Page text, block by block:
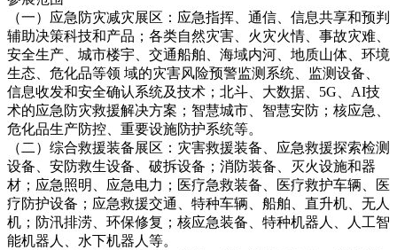
（一）应急防灾减灾展区：应急指挥、通信、信息共享和预判
辅助决策科技和产品；各类自然灾害、火灾火情、事故灾难、
安全生产、城市楼宇、交通船舶、海域内河、地质山体、环境
生态、危化品等领 域的灾害风险预警监测系统、监测设备、
信息收发和安全确认系统及技术；北斗、大数据、5G、AI技
术的应急防灾救援解决方案；智慧城市、智慧安防；核应急、
危化品生产防控、重要设施防护系统等。
（二）综合救援装备展区：灾害救援装备、应急救援探索检测
设备、安防救生设备、破拆设备；消防装备、灭火设施和器
材；应急照明、应急电力；医疗急救装备、医疗救护车辆、医
疗防护设备；应急救援交通、特种车辆、船舶、直升机、无人
机；防汛排涝、环保修复；核应急装备、特种机器人、人工智
能机器人、水下机器人等。